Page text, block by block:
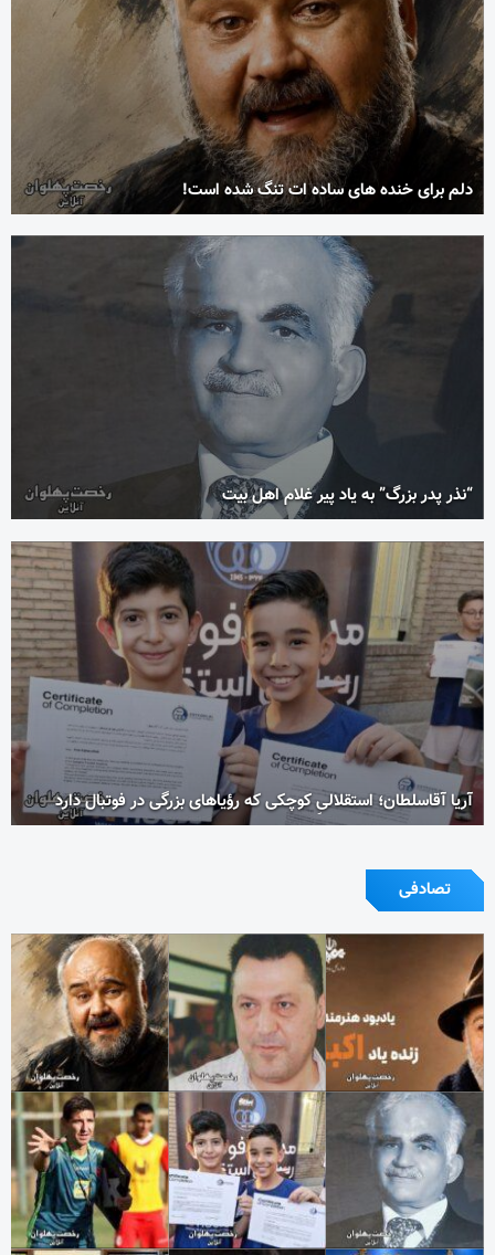
دلم برای خنده های ساده ات تنگ شده است!
“نذر پدر بزرگ” به یاد پیر غلام اهل بیت
آریا آقاسلطان؛ استقلالیِ کوچکی که رؤیاهای بزرگی در فوتبال دارد
تصادفی